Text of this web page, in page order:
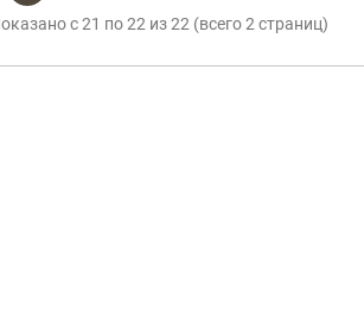
с 21 по 22 из 22 (всего 2 страниц)